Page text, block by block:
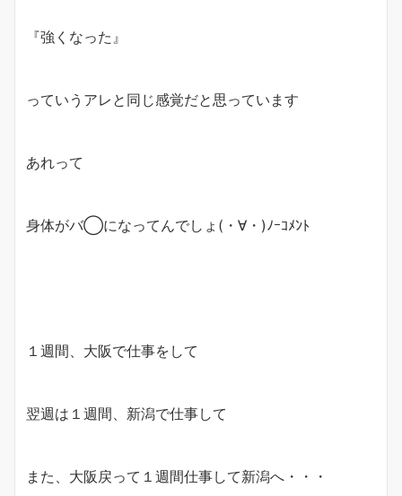
『強くなった』
っていうアレと同じ感覚だと思っています
あれって
身体がバ◯になってんでしょ(・∀・)ﾉｰｺﾒﾝﾄ
１週間、大阪で仕事をして
翌週は１週間、新潟で仕事して
また、大阪戻って１週間仕事して新潟へ・・・